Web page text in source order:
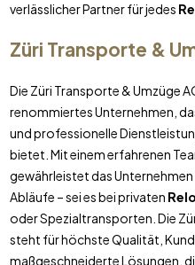
verlässlicher Partner für jedes
Züri Transporte &
Die Züri Transporte & Umzüge
renommiertes Unternehmen,
und professionelle
bietet. Mit einem erfahrenen
gewährleistet das
Abläufe – sei es bei privaten
oder Spezialtransporten. Die
steht für höchste Qualität,
maßgeschneiderte Lösungen,